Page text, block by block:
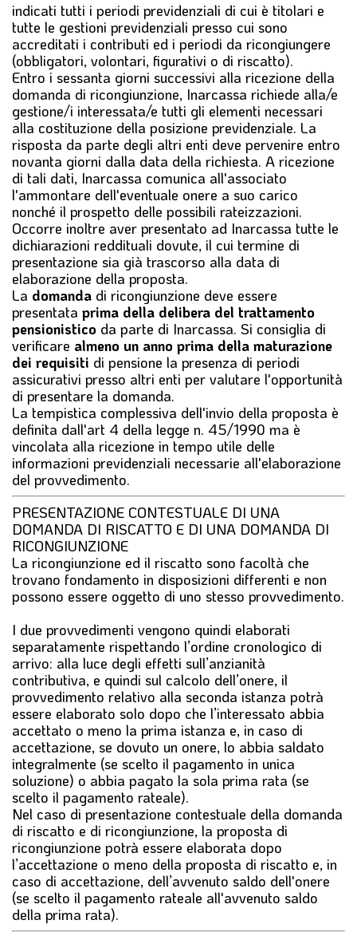
indicati tutti i periodi previdenziali di cui è titolari e
tutte le gestioni previdenziali presso cui sono
accreditati i contributi ed i periodi da ricongiungere
(obbligatori, volontari, figurativi o di riscatto).
Entro i sessanta giorni successivi alla ricezione della
domanda di ricongiunzione, Inarcassa richiede alla/e
gestione/i interessata/e tutti gli elementi necessari
alla costituzione della posizione previdenziale. La
risposta da parte degli altri enti deve pervenire entro
novanta giorni dalla data della richiesta. A ricezione
di tali dati, Inarcassa comunica all'associato
l'ammontare dell'eventuale onere a suo carico
nonché il prospetto delle possibili rateizzazioni.
Occorre inoltre aver presentato ad Inarcassa tutte le
dichiarazioni reddituali dovute, il cui termine di
presentazione sia già trascorso alla data di
elaborazione della proposta.
La domanda di ricongiunzione deve essere
presentata prima della delibera del trattamento
pensionistico da parte di Inarcassa. Si consiglia di
verificare almeno un anno prima della maturazione
dei requisiti di pensione la presenza di periodi
assicurativi presso altri enti per valutare l'opportunità
di presentare la domanda.
La tempistica complessiva dell'invio della proposta è
definita dall'art 4 della legge n. 45/1990 ma è
vincolata alla ricezione in tempo utile delle
informazioni previdenziali necessarie all'elaborazione
del provvedimento.
PRESENTAZIONE CONTESTUALE DI UNA
DOMANDA DI RISCATTO E DI UNA DOMANDA DI
RICONGIUNZIONE
La ricongiunzione ed il riscatto sono facoltà che
trovano fondamento in disposizioni differenti e non
possono essere oggetto di uno stesso provvedimento.
I due provvedimenti vengono quindi elaborati
separatamente rispettando l’ordine cronologico di
arrivo: alla luce degli effetti sull’anzianità
contributiva, e quindi sul calcolo dell’onere, il
provvedimento relativo alla seconda istanza potrà
essere elaborato solo dopo che l’interessato abbia
accettato o meno la prima istanza e, in caso di
accettazione, se dovuto un onere, lo abbia saldato
integralmente (se scelto il pagamento in unica
soluzione) o abbia pagato la sola prima rata (se
scelto il pagamento rateale).
Nel caso di presentazione contestuale della domanda
di riscatto e di ricongiunzione, la proposta di
ricongiunzione potrà essere elaborata dopo
l’accettazione o meno della proposta di riscatto e, in
caso di accettazione, dell’avvenuto saldo dell'onere
(se scelto il pagamento rateale all'avvenuto saldo
della prima rata).